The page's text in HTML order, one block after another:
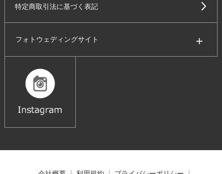
特定商取引法に基づく表記
フォトウェディングサイト